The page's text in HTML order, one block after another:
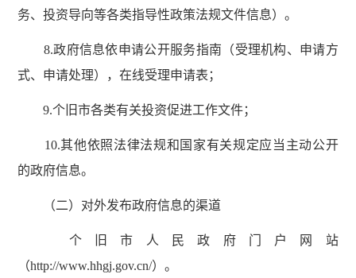
务、投资导向等各类指导性政策法规文件信息）。
8.政府信息依申请公开服务指南（受理机构、申请方
式、申请处理），在线受理申请表；
9.个旧市各类有关投资促进工作文件；
10.其他依照法律法规和国家有关规定应当主动公开
的政府信息。
（二）对外发布政府信息的渠道
个旧市人民政府门户网站
（http://www.hhgj.gov.cn/）。